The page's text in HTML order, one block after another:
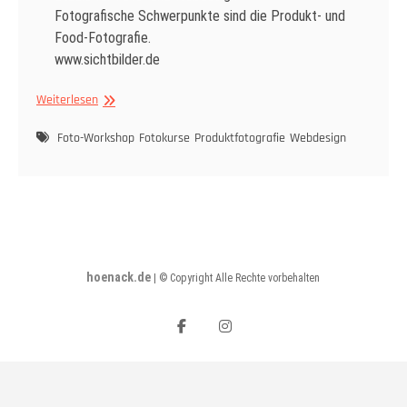
Fotografische Schwerpunkte sind die Produkt- und
Food-Fotografie.
www.sichtbilder.de
WeiterlesenSichtbilder
Foto-Workshop Fotokurse Produktfotografie Webdesign
hoenack.de © Copyright Alle Rechte vorbehalten
facebookinstagram